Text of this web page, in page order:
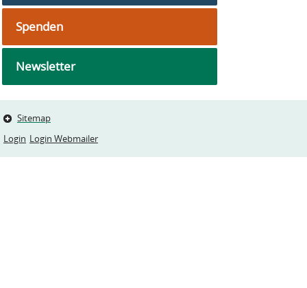
Spenden
Newsletter
Sitemap
Login Login Webmailer